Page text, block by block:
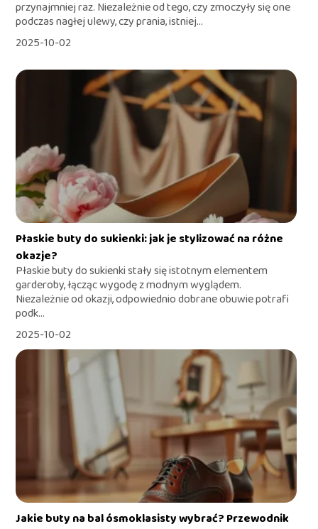
przynajmniej raz. Niezależnie od tego, czy zmoczyły się one
podczas nagłej ulewy, czy prania, istniej...
2025-10-02
Płaskie buty do sukienki: jak je stylizować na różne
okazje?
Płaskie buty do sukienki stały się istotnym elementem
garderoby, łącząc wygodę z modnym wyglądem.
Niezależnie od okazji, odpowiednio dobrane obuwie potrafi
podk...
2025-10-02
Jakie buty na bal ósmoklasisty wybrać? Przewodnik